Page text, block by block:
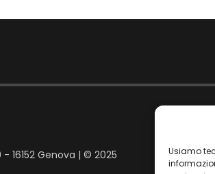
Usiamo
- 16152 Genova | © 2025